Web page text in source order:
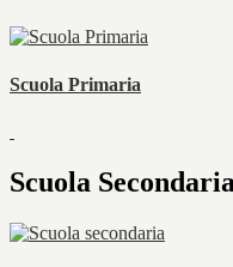
Scuola Primaria
Scuola